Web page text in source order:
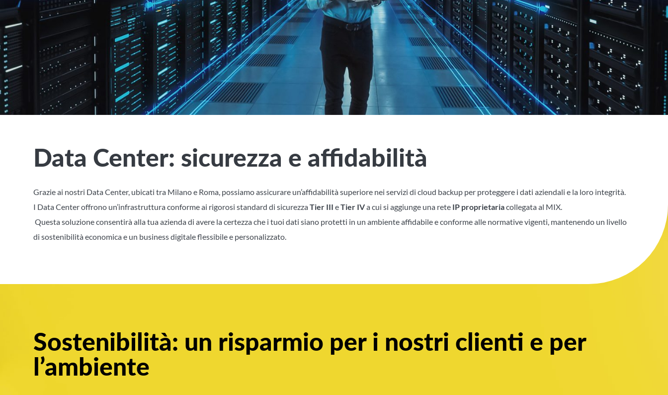
Data Center: sicurezza e affidabilità
Grazie ai nostri Data Center, ubicati tra Milano e Roma, possiamo assicurare un’affidabilità superiore nei servizi di cloud backup per proteggere i dati aziendali e la loro integrità.
I Data Center offrono un’infrastruttura conforme ai rigorosi standard di sicurezzaTier III eTier IVa cui si aggiunge una rete IP proprietariacollegata al MIX.
Questa soluzione consentirà alla tua azienda di avere la certezza che i tuoi dati siano protetti in un ambiente affidabile e conforme alle normative vigenti, mantenendo un livello
di sostenibilità economica e un business digitale flessibile e personalizzato.
Sostenibilità: un risparmio per i nostri clienti e per
l’ambiente